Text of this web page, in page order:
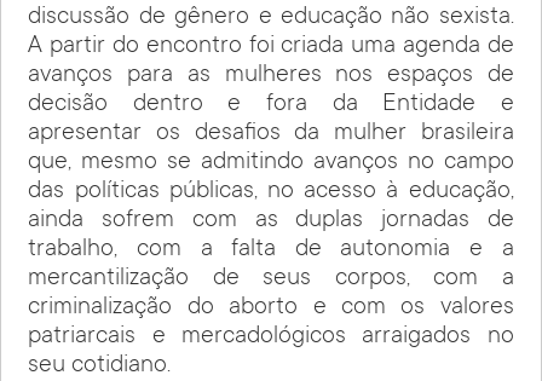
discussão de gênero e educação não sexista.
A partir do encontro foi criada uma agenda de
avanços para as mulheres nos espaços de
decisão dentro e fora da Entidade e
apresentar os desafios da mulher brasileira
que, mesmo se admitindo avanços no campo
das políticas públicas, no acesso à educação,
ainda sofrem com as duplas jornadas de
trabalho, com a falta de autonomia e a
mercantilização de seus corpos, com a
criminalização do aborto e com os valores
patriarcais e mercadológicos arraigados no
seu cotidiano.